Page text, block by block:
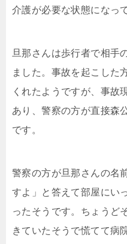
介護が必要な状態になっ
旦那さんは歩行者で相手
ました。事故を起こした
くれたようですが、事故
あり、警察の方が直接森
です。
警察の方が旦那さんの名
すよ」と答えて部屋にい
ったそうです。ちょうど
きていたそうで慌てて病